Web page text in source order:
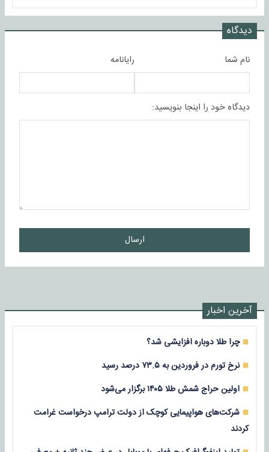
دیدگاه
نام شما رایانامه
دیدگاه خود را اینجا بنویسید:
ارسال
آخرین اخبار
چرا طلا دوباره افزایشی شد؟
نرخ تورم در فروردین به ۷۳.۵ درصد رسید
اولین حراج شمش طلا ۱۴۰۵ برگزار می‌شود
شرکت‌های هواپیمایی کوچک از دولت ترامپ درخواست غرامت
کردند